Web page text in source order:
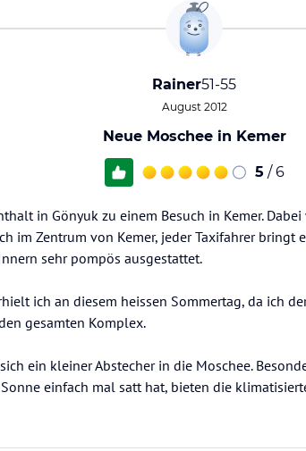
Rainer51-55
August 2012
Neue Moschee in Kemer
5 / 6
in Gönyuk zu einem Besuch in Kemer.
im Zentrum von Kemer, jeder Taxifahrer bringt
sehr pompös ausgestattet.
ich an diesem heissen Sommertag, da ich
gesamten Komplex.
ein kleiner Abstecher in die Moschee.
einfach mal satt hat, bieten die